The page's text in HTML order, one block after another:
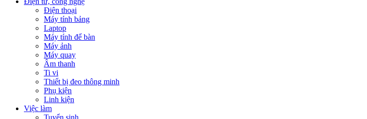
Điện thoại
Máy tính bảng
Laptop
Máy tính để bàn
Máy ảnh
Máy quay
Âm thanh
Ti vi
Thiết bị đeo thông minh
Phụ kiện
Linh kiện
Việc làm
Tuyển sinh